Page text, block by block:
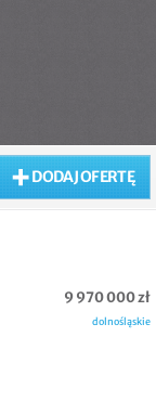
DODAJ OFERTĘ
9 970 000 zł
dolnośląskie